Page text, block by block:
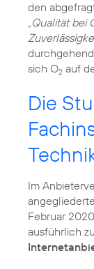
den
„Qualität bei
sich O2 auf
Die
Im
Februar
ausführlich